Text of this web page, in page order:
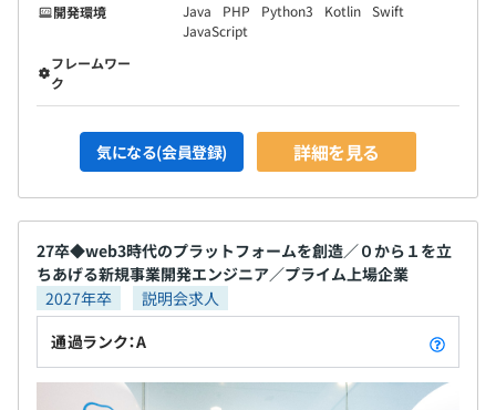
開発環境
Java PHP Python3 Kotlin Swift
JavaScript
フレームワー
ク
気になる(会員登録) 詳細を見る
27卒◆web3時代のプラットフォームを創造／０から１を立
ちあげる新規事業開発エンジニア／プライム上場企業
2027年卒
説明会求人
通過ランク：A